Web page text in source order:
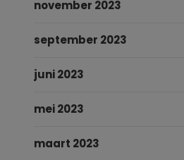
november 2023
september 2023
juni 2023
mei 2023
maart 2023